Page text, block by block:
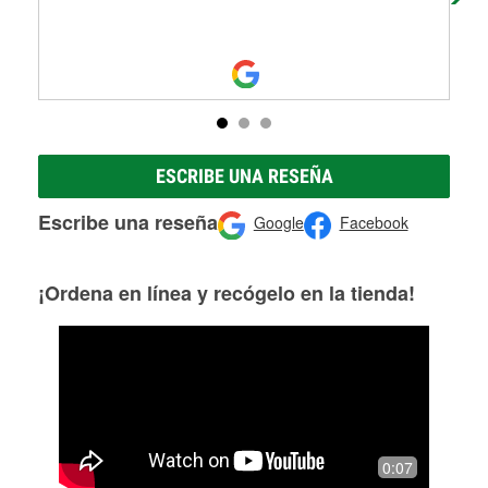
ESCRIBE UNA RESEÑA
Escribe una reseña Google Facebook
¡Ordena en línea y recógelo en la tienda!
0:07